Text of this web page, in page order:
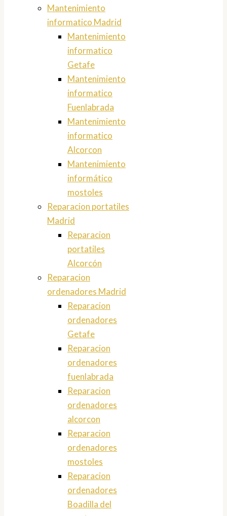
Mantenimiento
informatico Madrid
Mantenimiento
informatico
Getafe
Mantenimiento
informatico
Fuenlabrada
Mantenimiento
informatico
Alcorcon
Mantenimiento
informático
mostoles
Reparacion portatiles
Madrid
Reparacion
portatiles
Alcorcón
Reparacion
ordenadores Madrid
Reparacion
ordenadores
Getafe
Reparacion
ordenadores
fuenlabrada
Reparacion
ordenadores
alcorcon
Reparacion
ordenadores
mostoles
Reparacion
ordenadores
Boadilla del